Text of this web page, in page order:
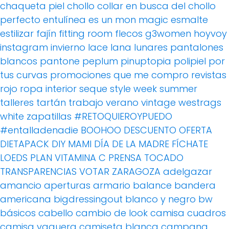
chaqueta piel chollo collar en busca del chollo
perfecto entulínea es un mon magic esmalte
estilizar fajín fitting room flecos g3women hoyvoy
instagram invierno lace lana lunares pantalones
blancos pantone peplum pinuptopia polipiel por
tus curvas promociones que me compro revistas
rojo ropa interior seque style week summer
talleres tartán trabajo verano vintage westrags
white zapatillas #RETOQUIEROYPUEDO
#entalladenadie BOOHOO DESCUENTO OFERTA
DIETAPACK DIY MAMI DÍA DE LA MADRE FÍCHATE
LOEDS PLAN VITAMINA C PRENSA TOCADO
TRANSPARENCIAS VOTAR ZARAGOZA adelgazar
amancio aperturas armario balance bandera
americana bigdressingout blanco y negro bw
básicos cabello cambio de look camisa cuadros